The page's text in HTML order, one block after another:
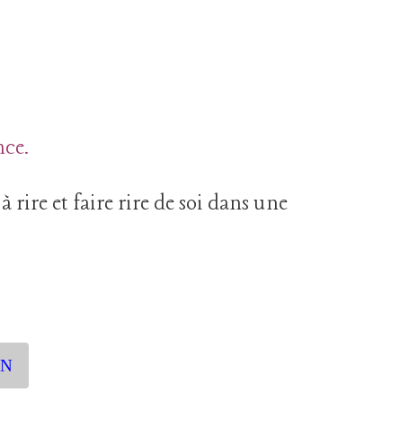
rire et faire rire de soi dans une